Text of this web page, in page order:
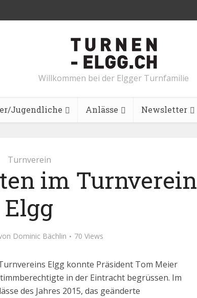
Willkommen bei der Elgger Turnfamilie
Jugendliche Anlässe Newsletter
Turnverein
im Turnverein
Elgg
Dominic Bächlin 70 Views
Elgg konnte Präsident Tom Meier
in der Eintracht begrüssen. Im
des Jahres 2015, das geänderte